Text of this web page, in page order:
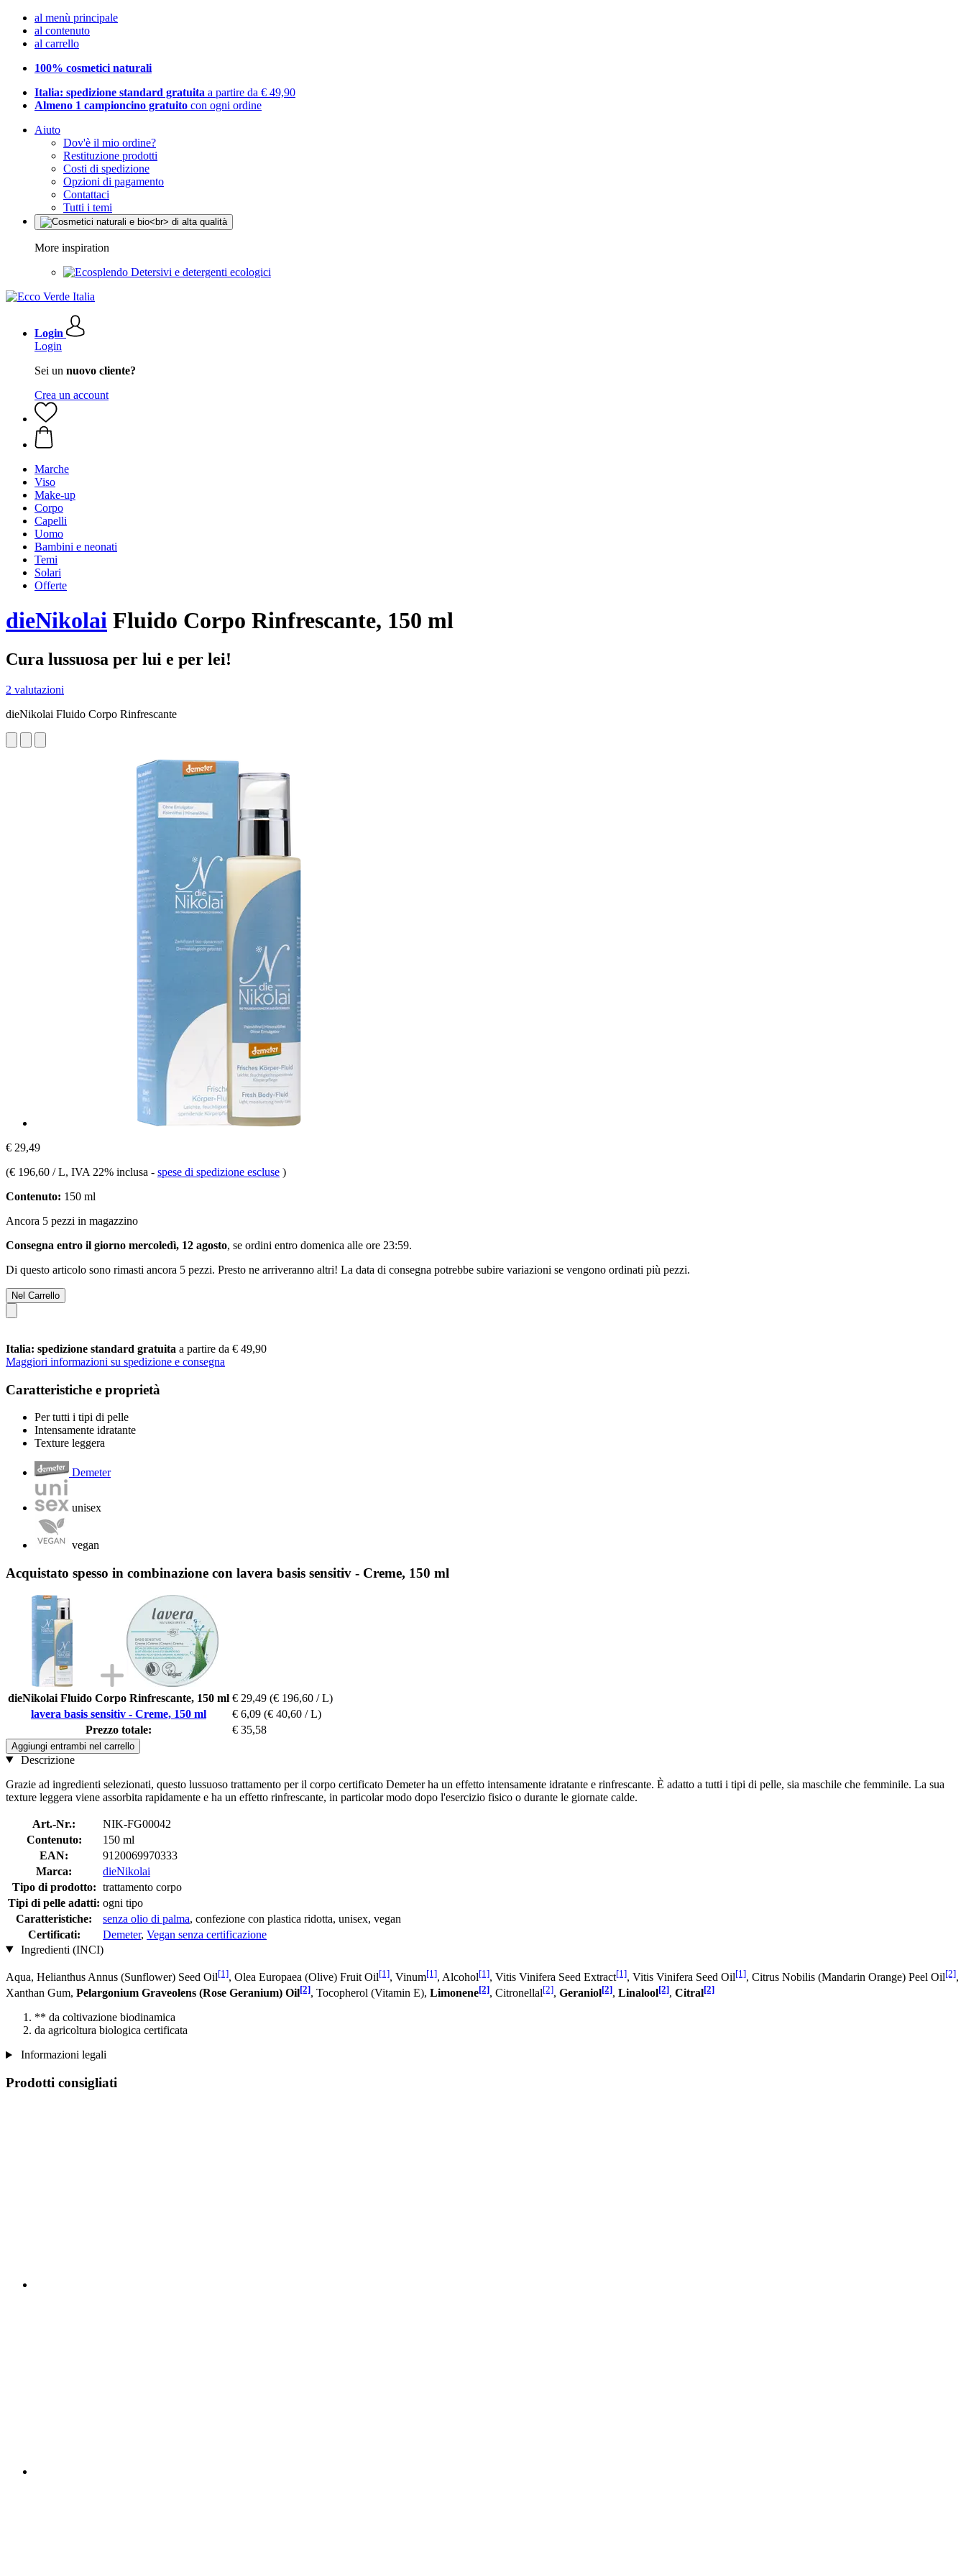
al menù principale
al contenuto
al carrello
100% cosmetici naturali
Italia: spedizione standard gratuita a partire da € 49,90
Almeno 1 campioncino gratuito con ogni ordine
Aiuto
Dov'è il mio ordine?
Restituzione prodotti
Costi di spedizione
Opzioni di pagamento
Contattaci
Tutti i temi
More inspiration
Detersivi e detergenti ecologici
Login
Login
Sei un nuovo cliente?
Crea un account
Marche
Viso
Make-up
Corpo
Capelli
Uomo
Bambini e neonati
Temi
Solari
Offerte
dieNikolai Fluido Corpo Rinfrescante, 150 ml
Cura lussuosa per lui e per lei!
2 valutazioni
dieNikolai Fluido Corpo Rinfrescante
€ 29,49
(€ 196,60 / L, IVA 22% inclusa - spese di spedizione escluse )
Contenuto: 150 ml
Ancora 5 pezzi in magazzino
Consegna entro il giorno mercoledì, 12 agosto, se ordini entro domenica alle ore 23:59.
Di questo articolo sono rimasti ancora 5 pezzi. Presto ne arriveranno altri! La data di consegna potrebbe subire variazioni se vengono ordinati più pezzi.
Nel Carrello
Italia: spedizione standard gratuita a partire da € 49,90
Maggiori informazioni su spedizione e consegna
Caratteristiche e proprietà
Per tutti i tipi di pelle
Intensamente idratante
Texture leggera
Demeter
unisex
vegan
Acquistato spesso in combinazione con lavera basis sensitiv - Creme, 150 ml
dieNikolai Fluido Corpo Rinfrescante, 150 ml € 29,49 (€ 196,60 / L)
lavera basis sensitiv - Creme, 150 ml
€ 6,09 (€ 40,60 / L)
Prezzo totale:
€ 35,58
Aggiungi entrambi nel carrello
Descrizione
Grazie ad ingredienti selezionati, questo lussuoso trattamento per il corpo certificato Demeter ha un effetto intensamente idratante e rinfrescante. È adatto a tutti i tipi di pelle, sia maschile che femminile. La sua
texture leggera viene assorbita rapidamente e ha un effetto rinfrescante, in particolar modo dopo l'esercizio fisico o durante le giornate calde.
Art.-Nr.:
NIK-FG00042
Contenuto:
150 ml
EAN:
9120069970333
Marca:
dieNikolai
Tipo di prodotto: trattamento corpo
Tipi di pelle adatti: ogni tipo
Caratteristiche:
senza olio di palma, confezione con plastica ridotta, unisex, vegan
Certificati:
Demeter, Vegan senza certificazione
Ingredienti (INCI)
Aqua, Helianthus Annus (Sunflower) Seed Oil[1], Olea Europaea (Olive) Fruit Oil[1], Vinum[1], Alcohol[1], Vitis Vinifera Seed Extract[1], Vitis Vinifera Seed Oil[1], Citrus Nobilis (Mandarin Orange) Peel Oil[2],
Xanthan Gum, Pelargonium Graveolens (Rose Geranium) Oil[2], Tocopherol (Vitamin E), Limonene[2], Citronellal[2], Geraniol[2], Linalool[2], Citral[2]
** da coltivazione biodinamica
da agricoltura biologica certificata
Informazioni legali
Prodotti consigliati